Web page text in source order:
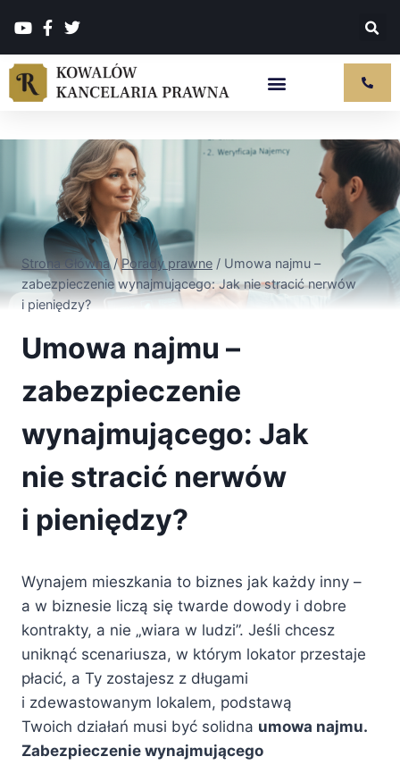
Strona Główna / Porady prawne / Umowa najmu –
zabezpieczenie wynajmującego: Jak nie stracić nerwów
i pieniędzy?
Umowa najmu –
zabezpieczenie
wynajmującego: Jak
nie stracić nerwów
i pieniędzy?
Wynajem mieszkania to biznes jak każdy inny –
a w biznesie liczą się twarde dowody i dobre
kontrakty, a nie „wiara w ludzi”. Jeśli chcesz
uniknąć scenariusza, w którym lokator przestaje
płacić, a Ty zostajesz z długami
i zdewastowanym lokalem, podstawą
Twoich działań musi być solidna umowa najmu.
Zabezpieczenie wynajmującego